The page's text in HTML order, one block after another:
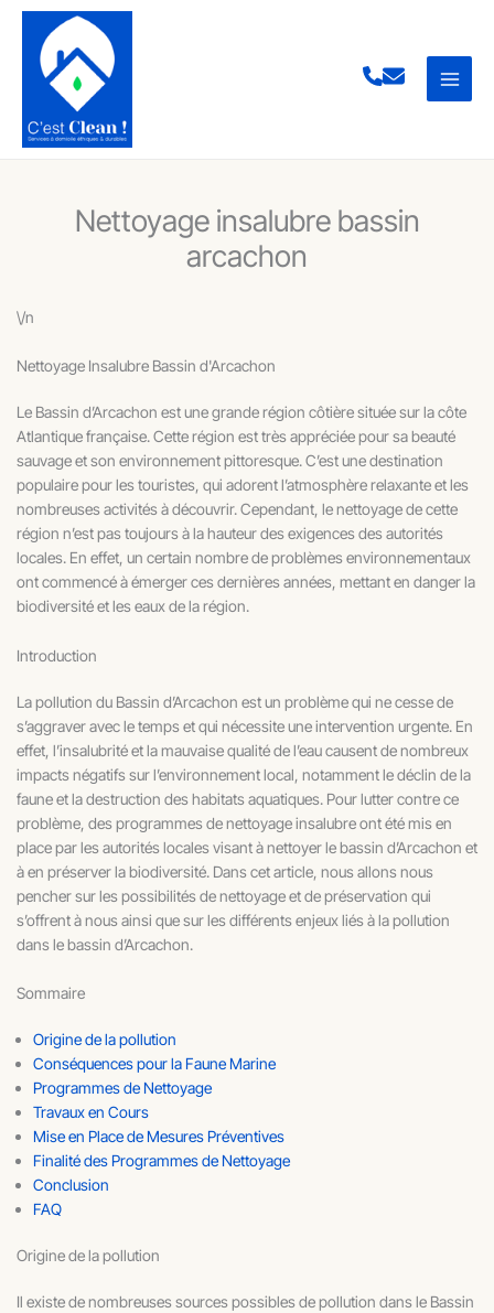
Aller
contenu
Nettoyage insalubre bassin
arcachon
\/n
Nettoyage Insalubre Bassin d'Arcachon
Le Bassin d’Arcachon est une grande région côtière située sur la côte
Atlantique française. Cette région est très appréciée pour sa beauté
sauvage et son environnement pittoresque. C’est une destination
populaire pour les touristes, qui adorent l’atmosphère relaxante et les
nombreuses activités à découvrir. Cependant, le nettoyage de cette
région n’est pas toujours à la hauteur des exigences des autorités
locales. En effet, un certain nombre de problèmes environnementaux
ont commencé à émerger ces dernières années, mettant en danger la
biodiversité et les eaux de la région.
Introduction
La pollution du Bassin d’Arcachon est un problème qui ne cesse de
s’aggraver avec le temps et qui nécessite une intervention urgente. En
effet, l’insalubrité et la mauvaise qualité de l’eau causent de nombreux
impacts négatifs sur l’environnement local, notamment le déclin de la
faune et la destruction des habitats aquatiques. Pour lutter contre ce
problème, des programmes de nettoyage insalubre ont été mis en
place par les autorités locales visant à nettoyer le bassin d’Arcachon et
à en préserver la biodiversité. Dans cet article, nous allons nous
pencher sur les possibilités de nettoyage et de préservation qui
s’offrent à nous ainsi que sur les différents enjeux liés à la pollution
dans le bassin d’Arcachon.
Sommaire
Origine de la pollution
Conséquences pour la Faune Marine
Programmes de Nettoyage
Travaux en Cours
Mise en Place de Mesures Préventives
Finalité des Programmes de Nettoyage
Conclusion
FAQ
Origine de la pollution
Il existe de nombreuses sources possibles de pollution dans le Bassin